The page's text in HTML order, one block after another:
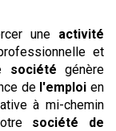
une activité
et
société génère
de l'emploi en
à mi-chemin
société de